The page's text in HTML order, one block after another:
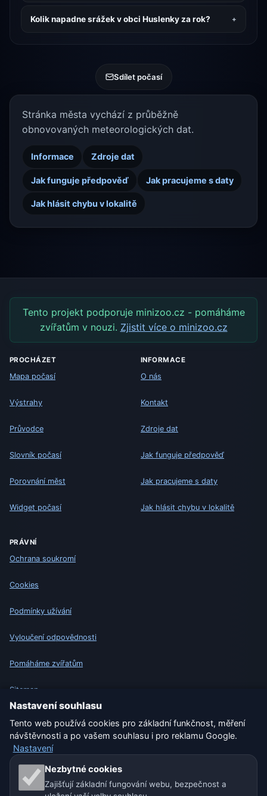
Kolik napadne srážek v obci Huslenky za rok?
Sdílet počasí
Stránka města vychází z průběžně
obnovovaných meteorologických dat.
Informace Zdroje dat
Jak funguje předpověď Jak pracujeme s daty
Jak hlásit chybu v lokalitě
Tento projekt podporuje minizoo.cz - pomáháme
zvířatům v nouzi. Zjistit více o minizoo.cz
PROCHÁZET
Mapa počasí
Výstrahy
Průvodce
Slovník počasí
Porovnání měst
Widget počasí
INFORMACE
O nás
Kontakt
Zdroje dat
Jak funguje předpověď
Jak pracujeme s daty
Jak hlásit chybu v lokalitě
PRÁVNÍ
Ochrana soukromí
Cookies
Podmínky užívání
Vyloučení odpovědnosti
Pomáháme zvířatům
Sitemap
Nastavení
Naše weby o počasí:
🇨🇿 Česko 🇭🇷 Chorvatsko 🇧🇬 Bulharsko
Nastavení souhlasu
Tento web používá cookies pro základní funkčnost, měření
návštěvnosti a po vašem souhlasu i pro reklamu Google.
Nastavení
Nezbytné cookies
Zajišťují základní fungování webu, bezpečnost a